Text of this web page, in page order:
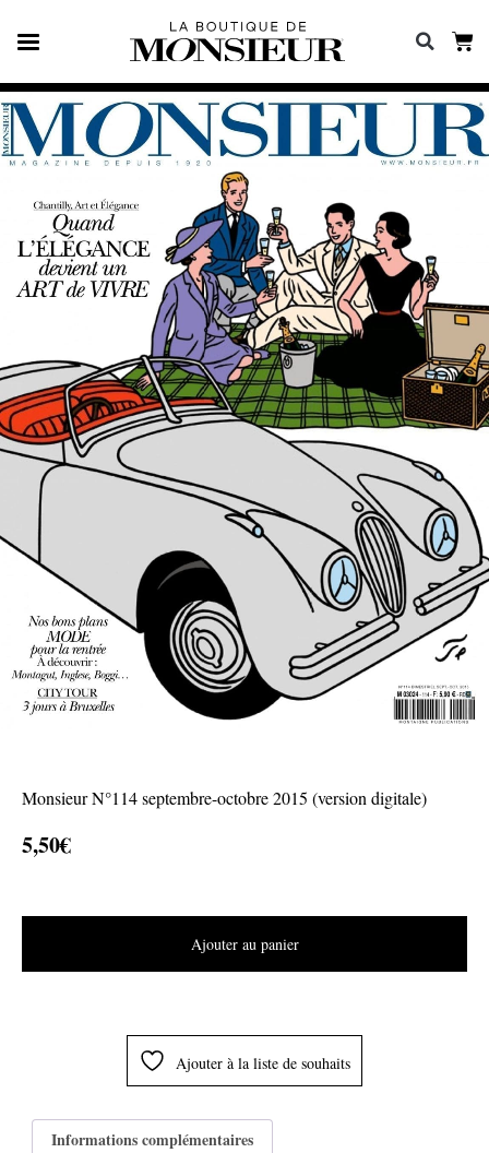
Monsieur N°114 septembre-octobre 2015 (version digitale)
5,50€
Ajouter au panier
Ajouter à la liste de souhaits
Informations complémentaires